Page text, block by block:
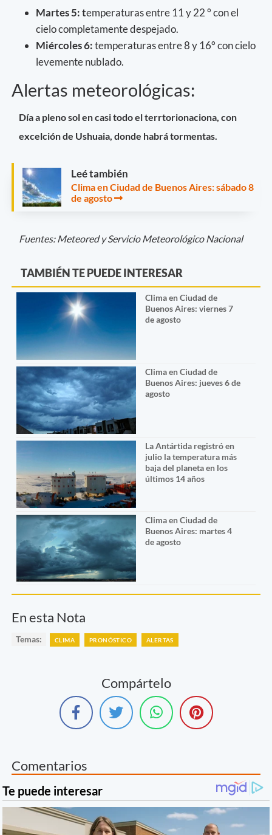
Martes 5: temperaturas entre 11 y 22 ° con el
cielo completamente despejado.
Miércoles 6:temperaturas entre 8 y 16° con cielo
levemente nublado.
Alertas meteorológicas:
Día a pleno sol en casi todo el terrtorionaciona, con
excelción de Ushuaia, donde habrá tormentas.
Leé también
Clima en Ciudad de Buenos Aires: sábado 8
de agosto
Fuentes: Meteored y Servicio Meteorológico Nacional
TAMBIÉN TE PUEDE INTERESAR
Clima en Ciudad de
Buenos Aires: viernes 7
de agosto
Clima en Ciudad de
Buenos Aires: jueves 6 de
agosto
La Antártida registró en
julio la temperatura más
baja del planeta en los
últimos 14 años
Clima en Ciudad de
Buenos Aires: martes 4
de agosto
En esta Nota
Temas: CLIMA PRONÓSTICO ALERTAS
Compártelo
Comentarios